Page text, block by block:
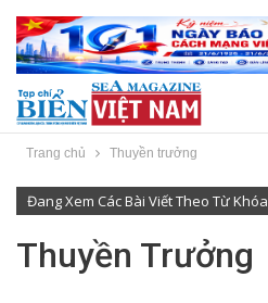
Trang chủ Thuyền trưởng
Đang Xem Các Bài Viết Theo Từ Khóa
Thuyền Trưởng